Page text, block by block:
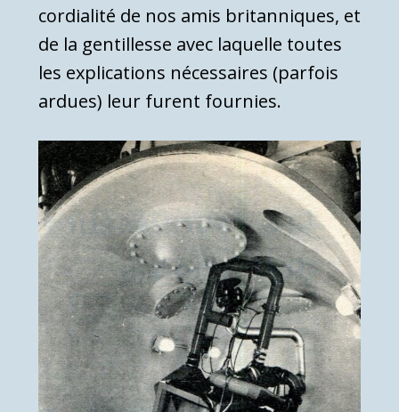
cordialité de nos amis britanniques, et
de la gentillesse avec laquelle toutes
les explications nécessaires (parfois
ardues) leur furent fournies.